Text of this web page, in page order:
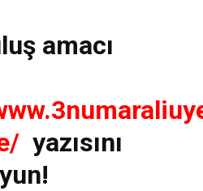
amacı
yazısını